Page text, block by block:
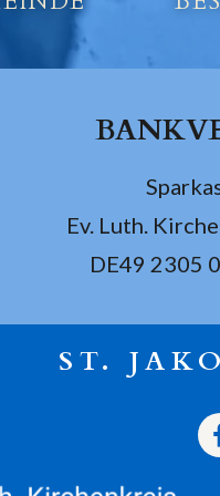
Ev. Luth.
DE49 2305
ST.